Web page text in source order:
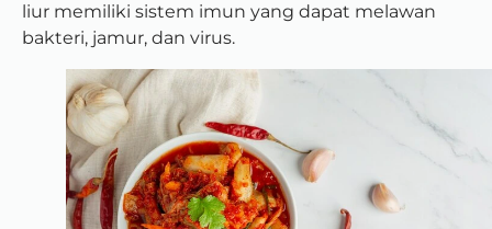
liur memiliki sistem imun yang dapat melawan
bakteri, jamur, dan virus.